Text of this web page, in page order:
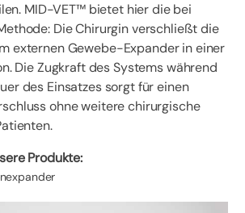
MID-VET™ bietet hier die bei
Die Chirurgin verschließt die
externen Gewebe-Expander in einer
Die Zugkraft des Systems während
des Einsatzes sorgt für einen
ohne weitere chirurgische
Produkte: